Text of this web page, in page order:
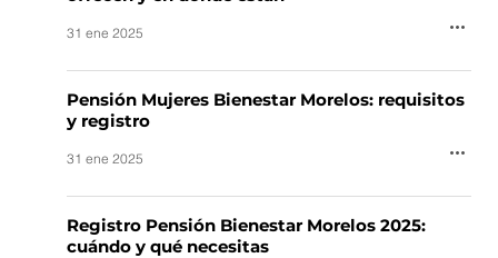
31 ene 2025
Pensión Mujeres Bienestar Morelos: requisitos
y registro
31 ene 2025
Registro Pensión Bienestar Morelos 2025:
cuándo y qué necesitas